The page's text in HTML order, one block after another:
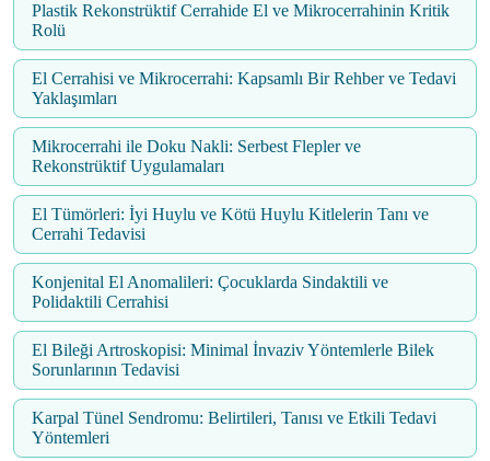
Plastik Rekonstrüktif Cerrahide El ve Mikrocerrahinin Kritik
Rolü
El Cerrahisi ve Mikrocerrahi: Kapsamlı Bir Rehber ve Tedavi
Yaklaşımları
Mikrocerrahi ile Doku Nakli: Serbest Flepler ve
Rekonstrüktif Uygulamaları
El Tümörleri: İyi Huylu ve Kötü Huylu Kitlelerin Tanı ve
Cerrahi Tedavisi
Konjenital El Anomalileri: Çocuklarda Sindaktili ve
Polidaktili Cerrahisi
El Bileği Artroskopisi: Minimal İnvaziv Yöntemlerle Bilek
Sorunlarının Tedavisi
Karpal Tünel Sendromu: Belirtileri, Tanısı ve Etkili Tedavi
Yöntemleri